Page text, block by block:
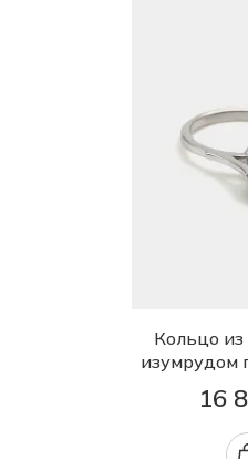
Кольцо из
изумрудом
16